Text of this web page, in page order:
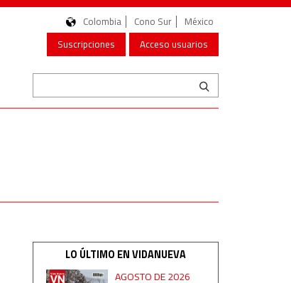
Colombia Cono Sur
México
Suscripciones
Acceso usuarios
LO ÚLTIMO EN VIDANUEVA
AGOSTO DE 2026